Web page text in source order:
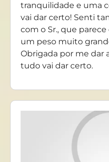
tranquilidade e uma
vai dar certo! Senti
com o Sr., que
um peso muito
Obrigada por me dar
tudo vai dar certo.